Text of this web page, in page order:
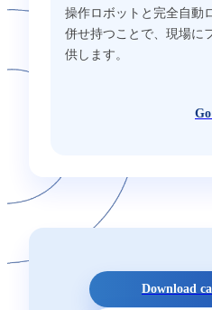
操作ロボットと完全自動
併せ持つことで、現場に
供します。
Download